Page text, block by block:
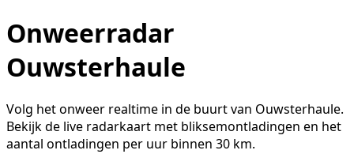
Onweerradar
Ouwsterhaule
Volg het onweer realtime in de buurt van Ouwsterhaule.
Bekijk de live radarkaart met bliksemontladingen en het
aantal ontladingen per uur binnen 30 km.